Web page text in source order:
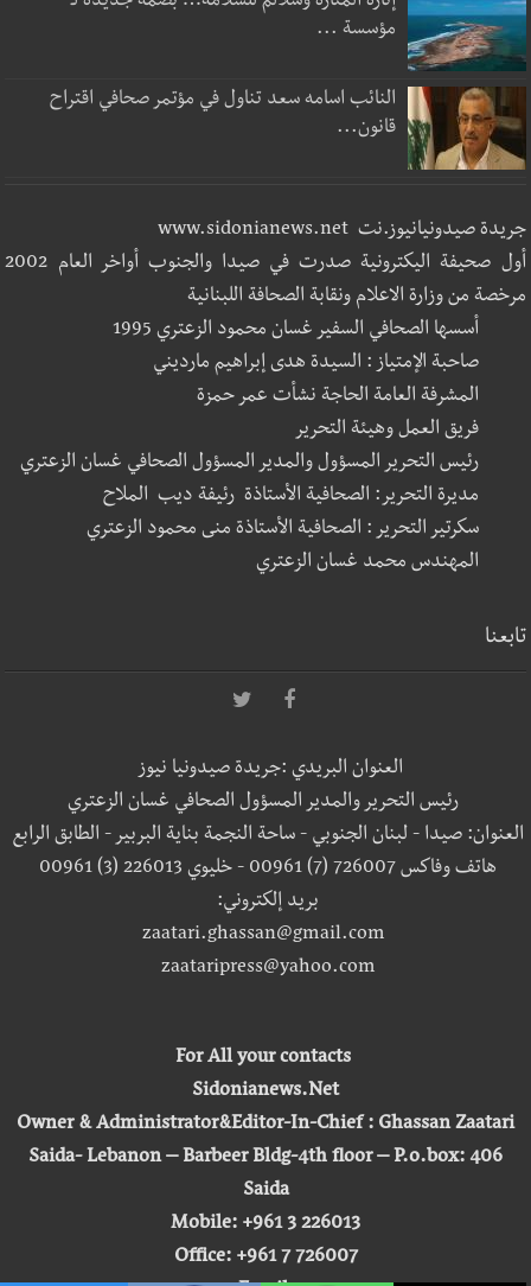
مؤسسة ...
النائب اسامه سعد تناول في مؤتمر صحافي اقتراح
قانون...
جريدة صيدونيانيوز.نت www.sidonianews.net
أول صحيفة اليكترونية صدرت في صيدا والجنوب أواخر العام 2002
مرخصة من وزارة الاعلام ونقابة الصحافة اللبنانية
أسسها الصحافي السفير غسان محمود الزعتري 1995
صاحبة الإمتياز : السيدة هدى إبراهيم مارديني
المشرفة العامة الحاجة نشأت عمر حمزة
فريق العمل وهيئة التحرير
رئيس التحرير المسؤول والمدير المسؤول الصحافي غسان الزعتري
مديرة التحرير: الصحافية الأستاذة رئيفة ديب الملاح
سكرتير التحرير : الصحافية الأستاذة منى محمود الزعتري
المهندس محمد غسان الزعتري
تابعنا
العنوان البريدي :جريدة صيدونيا نيوز
رئيس التحرير والمدير المسؤول الصحافي غسان الزعتري
العنوان: صيدا - لبنان الجنوبي - ساحة النجمة بناية البربير - الطابق الرابع
هاتف وفاكس 726007 (7) 00961 - خليوي 226013 (3) 00961
بريد إلكتروني:
zaatari.ghassan@gmail.com
zaataripress@yahoo.com
For All your contacts
Sidonianews.Net
Owner & Administrator&Editor-In-Chief : Ghassan Zaatari
Saida- Lebanon – Barbeer Bldg-4th floor – P.o.box: 406
Saida
Mobile: +961 3 226013
Office: +961 7 726007